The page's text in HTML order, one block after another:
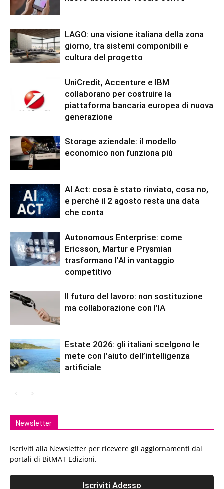
LAGO: una visione italiana della zona
giorno, tra sistemi componibili e
cultura del progetto
UniCredit, Accenture e IBM
collaborano per costruire la
piattaforma bancaria europea di nuova
generazione
Storage aziendale: il modello
economico non funziona più
AI Act: cosa è stato rinviato, cosa no,
e perché il 2 agosto resta una data
che conta
Autonomous Enterprise: come
Ericsson, Martur e Prysmian
trasformano l’AI in vantaggio
competitivo
Il futuro del lavoro: non sostituzione
ma collaborazione con l’IA
Estate 2026: gli italiani scelgono le
mete con l’aiuto dell’intelligenza
artificiale
Newsletter
Iscriviti alla Newsletter per ricevere gli aggiornamenti dai
portali di BitMAT Edizioni.